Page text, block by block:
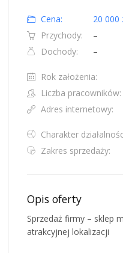
Cena:
20 000
Przychody:
–
Dochody:
–
Rok założenia:
Liczba pracowników:
Adres internetowy:
Charakter
Zakres sprzedaży:
Opis oferty
Sprzedaż firmy – sklep
atrakcyjnej lokalizacji